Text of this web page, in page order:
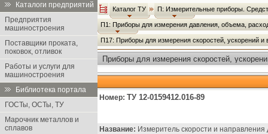
Каталоги предприятий
Предприятия
машиностроения
Поставщики проката,
поковок, отливок
Работы и услуги для
машиностроения
Библиотека портала
ГОСТы, ОСТы, ТУ
Марочник металлов и
сплавов
Каталог ТУ П: Измерительные приборы.
П1: Приборы для измерения давления, объема,
П17: Приборы для измерения скоростей, ускорений и
Приборы для измерения скоростей,
Номер: ТУ 12-0159412.016-89
Название: Измеритель скорости и